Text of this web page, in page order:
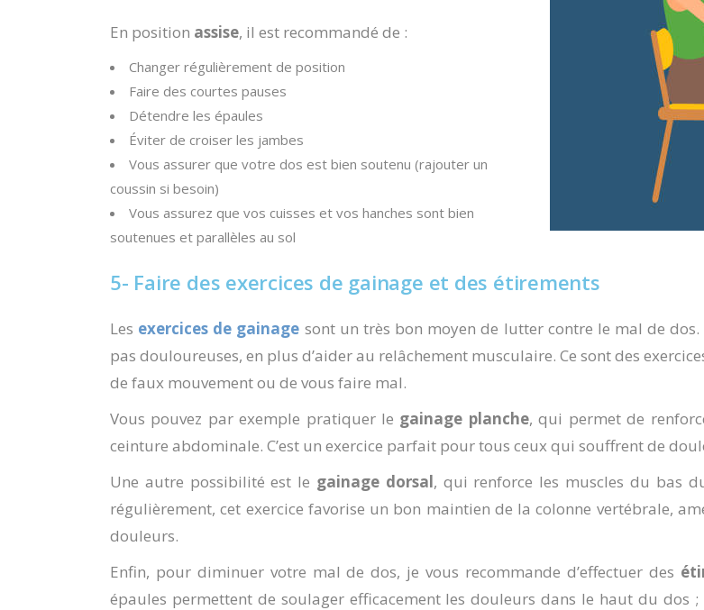
En position assise, il est recommandé de :
Changer régulièrement de position
Faire des courtes pauses
Détendre les épaules
Éviter de croiser les jambes
Vous assurer que votre dos est bien soutenu (rajouter un
coussin si besoin)
Vous assurez que vos cuisses et vos hanches sont bien
soutenues et parallèles au sol
5- Faire des exercices de gainage et des étirements
Les exercices de gainage sont un très bon moyen de lutter contre le mal de
pas douloureuses, en plus d’aider au relâchement musculaire. Ce sont des
de faux mouvement ou de vous faire mal.
Vous pouvez par exemple pratiquer le gainage planche, qui permet de
ceinture abdominale. C’est un exercice parfait pour tous ceux qui souffrent de
Une autre possibilité est le gainage dorsal, qui renforce les muscles du bas
régulièrement, cet exercice favorise un bon maintien de la colonne vertébrale,
douleurs.
Enfin, pour diminuer votre mal de dos, je vous recommande d’effectuer des
épaules permettent de soulager efficacement les douleurs dans le haut du dos